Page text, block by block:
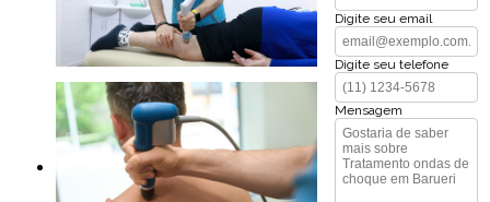
Digite seu email
Digite seu telefone
Mensagem